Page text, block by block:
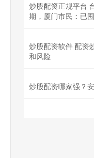
炒股配资正规平台
期，厦门市民：已
炒股配资软件 配资
和风险
炒股配资哪家强？